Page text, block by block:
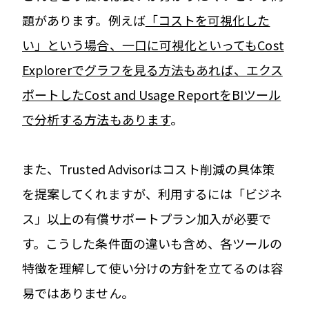
題があります。例えば「コストを可視化した
い」という場合、一口に可視化といってもCost
Explorerでグラフを見る方法もあれば、エクス
ポートしたCost and Usage ReportをBIツール
で分析する方法もあります。
また、Trusted Advisorはコスト削減の具体策
を提案してくれますが、利用するには「ビジネ
ス」以上の有償サポートプラン加入が必要で
す。こうした条件面の違いも含め、各ツールの
特徴を理解して使い分けの方針を立てるのは容
易ではありません。